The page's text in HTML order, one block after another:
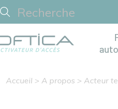
Accueil > A propos > Acteur